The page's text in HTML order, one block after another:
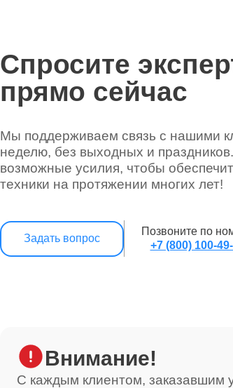
Спросите
прямо сейчас
Мы поддерживаем связь с нашими
неделю, без выходных и
возможные усилия, чтобы
техники на протяжении многих лет!
Задать вопрос
Позвоните по
+7 (800) 100-
Внимание!
С каждым клиентом, заказавшим